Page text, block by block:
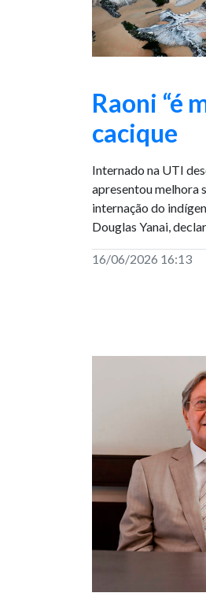
Raoni “é
cacique
Internado na UTI
apresentou melhora
internação do
Douglas Yanai,
16/06/2026 16:13